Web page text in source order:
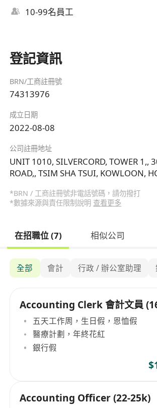
10-99名員工
登記資訊
BRN/工商註冊號
74313976
成立日期
2022-08-08
公司註冊地址
UNIT 1010, SILVERCORD, TOWER 1,,
ROAD,, TSIM SHA TSUI, KOWLOON,
*BRN / 工商註冊號非電話號碼，請勿撥打
*數據來源與責任限制說明 查看更多
在招職位 (7) 相似公司
全部 會計 行政 / 辦公室助理
Accounting Clerk 會計文員
五天工作周，生日假，恩恤假
醫療計劃，年終花紅
銀行假
Accounting Officer (22-25k)